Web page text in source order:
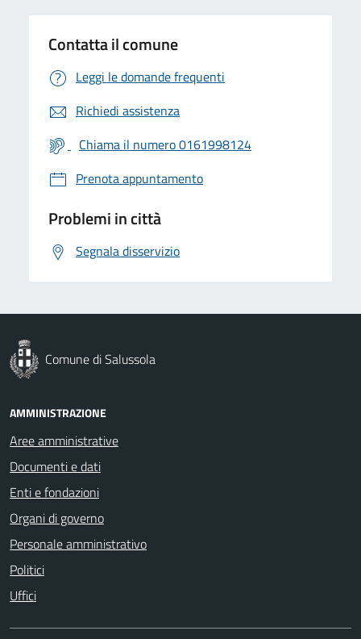
Contatta il comune
Leggi le domande frequenti
Richiedi assistenza
Chiama il numero 0161998124
Prenota appuntamento
Problemi in città
Segnala disservizio
Comune di Salussola
AMMINISTRAZIONE
Aree amministrative
Documenti e dati
Enti e fondazioni
Organi di governo
Personale amministrativo
Politici
Uffici